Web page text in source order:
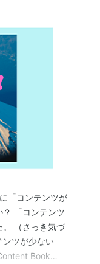
「コンテンツが
「コンテンツ
。 （さっき気づ
ツが少ない
Book